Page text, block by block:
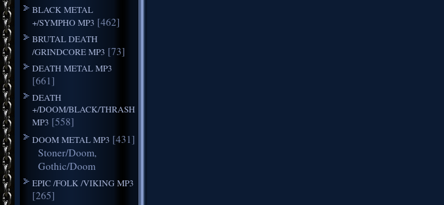
BLACK METAL
+/SYMPHO MP3 [462]
BRUTAL DEATH
/GRINDCORE MP3 [73]
DEATH METAL MP3
[661]
DEATH
+/DOOM/BLACK/THRASH
MP3 [558]
DOOM METAL MP3 [431]
Stoner/Doom,
Gothic/Doom
EPIC /FOLK /VIKING MP3
[265]